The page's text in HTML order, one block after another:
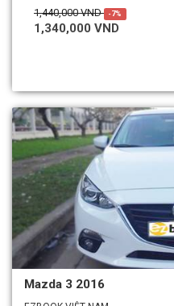
1,440,000 VND -7%
1,340,000 VND
Mazda 3 2016